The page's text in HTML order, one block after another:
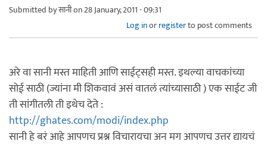
Submitted byसानीon 28 January, 2011 - 09:31
Log inorregisterto post comments
अरे वा सानी मस्त माहिती आणि साईट्सही मस्त. इथल्या वाचकांच्या
सोई साठी (ज्यांना मी शिकवावं असं वातलं त्यांच्यासाठी ) एक साईट जी
ती सांगीतली ती इथेच देते :
http://ghates.com/modi/index.php
सानी हे बरं आहे आपणच प्रश्न विचारायचा अन मग आपणच उत्तर द्यायचं